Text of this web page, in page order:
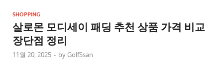
SHOPPING
살로몬 모디세이 패딩 추천 상품 가격 비교
장단점 정리
11월 20, 2025 - by GolfSsan